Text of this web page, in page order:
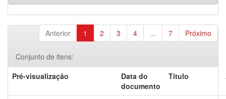
Anterior 1 2 3 4 ... 7 Próximo
Conjunto de itens:
Pré-visualização
Data do
documento
Título